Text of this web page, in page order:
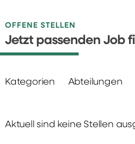
OFFENE STELLEN
Jetzt passenden Job
Kategorien Abteilungen
Aktuell sind keine Stellen